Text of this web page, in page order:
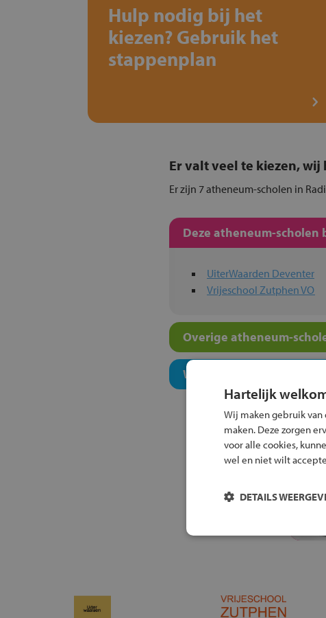
Hulp nodig bij het
kiezen? Gebruik het
stappenplan
Er valt veel te kiezen,
Er zijn 7 atheneum-scholen in
Deze atheneum-
UiterWaarden Deventer
Vrijeschool Zutphen VO
Overige atheneum-
Welk onderwijsconcept
Hartelijk
Wij maken gebruik van
maken. Deze zorgen
voor alle cookies,
wel en niet wilt
DETAILS